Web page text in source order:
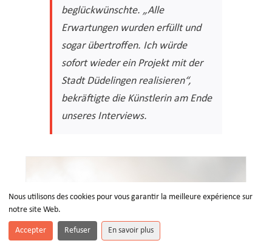
Nous utilisons des cookies pour vous garantir la meilleure expérience sur
notre site Web.
Accepter Refuser En savoir plus
beglückwünschte. „Alle
Erwartungen wurden erfüllt und
sogar übertroffen. Ich würde
sofort wieder ein Projekt mit der
Stadt Düdelingen realisieren“,
bekräftigte die Künstlerin am Ende
unseres Interviews.